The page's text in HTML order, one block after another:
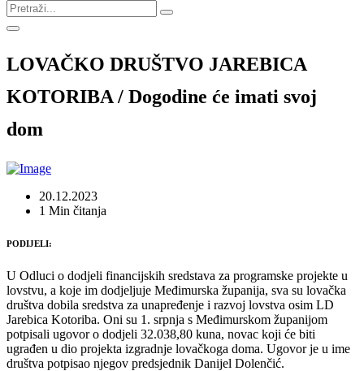
LOVAČKO DRUŠTVO JAREBICA
KOTORIBA / Dogodine će imati svoj
dom
20.12.2023
1 Min čitanja
PODIJELI:
U Odluci o dodjeli financijskih sredstava za programske projekte u
lovstvu, a koje im dodjeljuje Međimurska županija, sva su lovačka
društva dobila sredstva za unapređenje i razvoj lovstva osim LD
Jarebica Kotoriba. Oni su 1. srpnja s Međimurskom županijom
potpisali ugovor o dodjeli 32.038,80 kuna, novac koji će biti
ugrađen u dio projekta izgradnje lovačkoga doma. Ugovor je u ime
društva potpisao njegov predsjednik Danijel Dolenčić.